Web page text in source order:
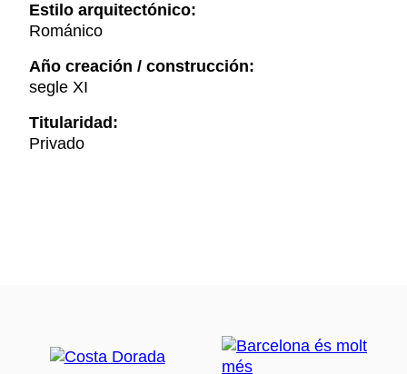
Estilo arquitectónico:
Románico
Año creación / construcción:
segle XI
Titularidad:
Privado